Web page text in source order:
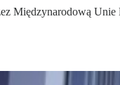
Międzynarodową